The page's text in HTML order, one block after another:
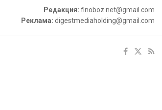
Редакция: finoboz.net@gmail.com
Реклама: digestmediaholding@gmail.com